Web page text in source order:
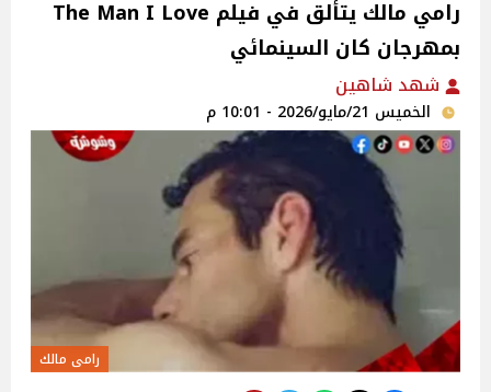
رامي مالك يتألق في فيلم The Man I Love
بمهرجان كان السينمائي
شهد شاهين
الخميس 21/مايو/2026 - 10:01 م
رامى مالك